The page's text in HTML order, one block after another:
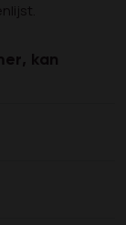
kan